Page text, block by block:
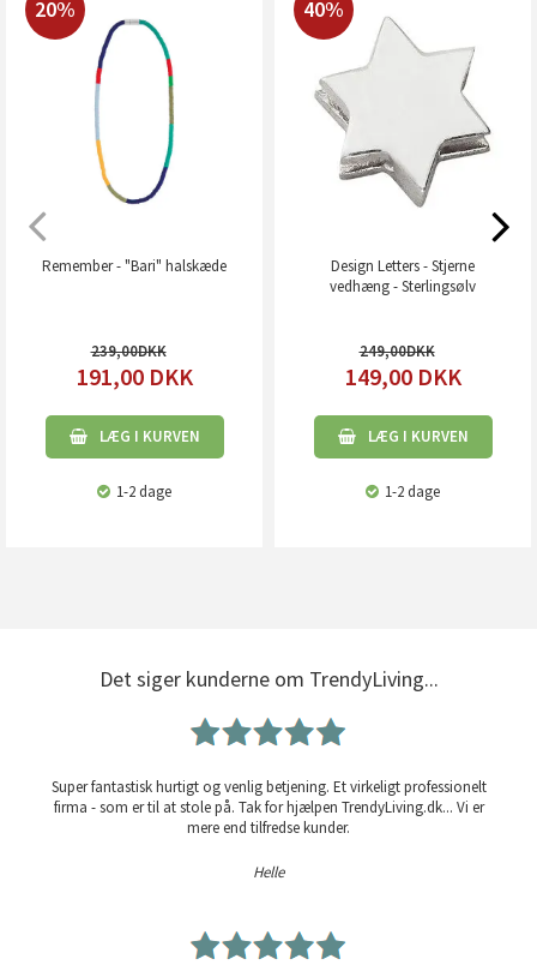
20%
Remember - "Bari" halskæde
239,00
191,00 DKK
LÆG I KURVEN
1-2 dage
40%
Design Letters - Stjerne
vedhæng - Sterlingsølv
249,00
149,00 DKK
LÆG I KURVEN
1-2 dage
Det siger kunderne om TrendyLiving...
Super fantastisk hurtigt og venlig betjening. Et virkeligt professionelt
firma - som er til at stole på. Tak for hjælpen TrendyLiving.dk... Vi er
mere end tilfredse kunder.
Helle